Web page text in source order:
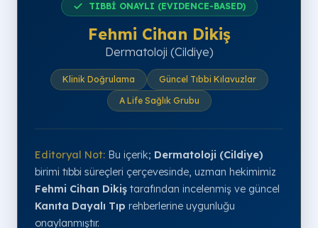
TIBBİ ONAYLI (EVIDENCE-BASED)
Fehmi Cihan Dikiş
Dermatoloji (Cildiye)
Klinik Doğrulama
Güncel Tıbbi Kılavuzlar
A Life Sağlık Grubu
Editoryal Not: Bu içerik; Dermatoloji (Cildiye)
birimi tıbbi süreçleri çerçevesinde, uzman hekimimiz
Fehmi Cihan Dikiş tarafından incelenmiş ve güncel
Kanıta Dayalı Tıp rehberlerine uygunluğu
onaylanmıştır.